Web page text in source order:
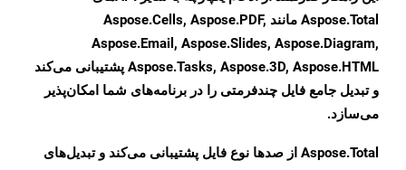
Aspose.Total مانند Aspose.Cells, Aspose.PDF,
Aspose.Email, Aspose.Slides, Aspose.Diagram,
Aspose.Tasks, Aspose.3D, Aspose.HTML پشتیبانی می‌کند
و تبدیل جامع فایل چندفرمتی را در برنامه‌های شما امکان‌پذیر
می‌سازد.
Aspose.Total از صدها نوع فایل پشتیبانی می‌کند و تبدیل‌های